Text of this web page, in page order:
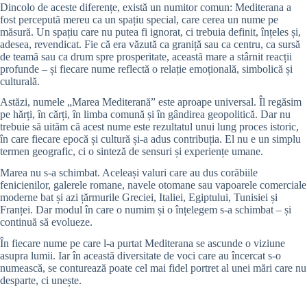
Dincolo de aceste diferențe, există un numitor comun: Mediterana a
fost percepută mereu ca un spațiu special, care cerea un nume pe
măsură. Un spațiu care nu putea fi ignorat, ci trebuia definit, înțeles și,
adesea, revendicat. Fie că era văzută ca graniță sau ca centru, ca sursă
de teamă sau ca drum spre prosperitate, această mare a stârnit reacții
profunde – și fiecare nume reflectă o relație emoțională, simbolică și
culturală.
Astăzi, numele „Marea Mediterană” este aproape universal. Îl regăsim
pe hărți, în cărți, în limba comună și în gândirea geopolitică. Dar nu
trebuie să uităm că acest nume este rezultatul unui lung proces istoric,
în care fiecare epocă și cultură și-a adus contribuția. El nu e un simplu
termen geografic, ci o sinteză de sensuri și experiențe umane.
Marea nu s-a schimbat. Aceleași valuri care au dus corăbiile
fenicienilor, galerele romane, navele otomane sau vapoarele comerciale
moderne bat și azi țărmurile Greciei, Italiei, Egiptului, Tunisiei și
Franței. Dar modul în care o numim și o înțelegem s-a schimbat – și
continuă să evolueze.
În fiecare nume pe care l-a purtat Mediterana se ascunde o viziune
asupra lumii. Iar în această diversitate de voci care au încercat s-o
numească, se conturează poate cel mai fidel portret al unei mări care nu
desparte, ci unește.